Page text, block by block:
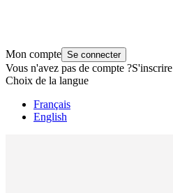
Mon compte Se connecter
Vous n'avez pas de compte ?S'inscrire
Choix de la langue
Français
English